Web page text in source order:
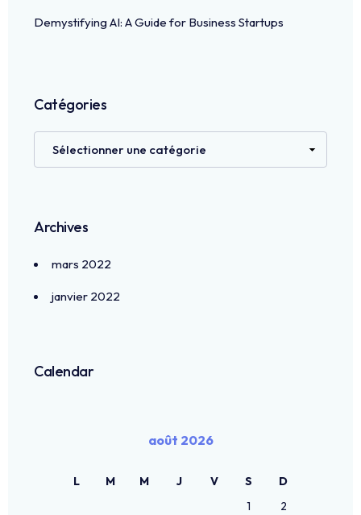
Demystifying AI: A Guide for Business Startups
Catégories
Archives
mars 2022
janvier 2022
Calendar
août 2026
L M M J V S
D
1
2